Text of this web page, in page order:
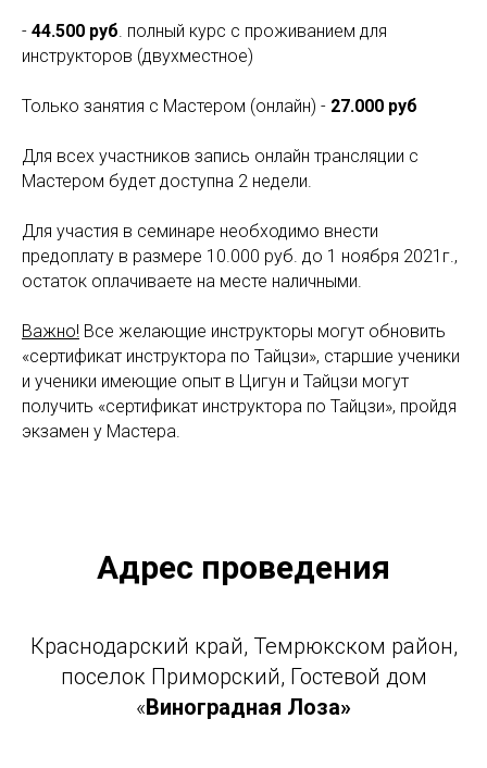
- 44.500 руб. полный курс с проживанием для
инструкторов (двухместное)
Только занятия с Мастером (онлайн) - 27.000 руб
Для всех участников запись онлайн трансляции с
Мастером будет доступна 2 недели.
Для участия в семинаре необходимо внести
предоплату в размере 10.000 руб. до 1 ноября 2021г.,
остаток оплачиваете на месте наличными.
Важно! Все желающие инструкторы могут обновить
«сертификат инструктора по Тайцзи», старшие ученики
и ученики имеющие опыт в Цигун и Тайцзи могут
получить «сертификат инструктора по Тайцзи», пройдя
экзамен у Мастера.
Адрес проведения
Краснодарский край, Темрюкском район,
поселок Приморский, Гостевой дом
«Виноградная Лоза»